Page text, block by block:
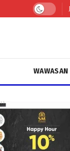
WAWASAN